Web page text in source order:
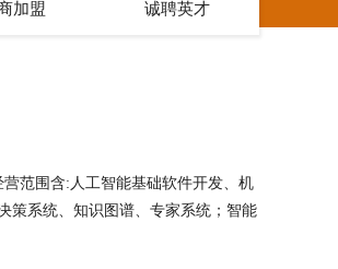
加盟 诚聘英才
范围含:人工智能基础软件开发、机
策系统、知识图谱、专家系统；智能